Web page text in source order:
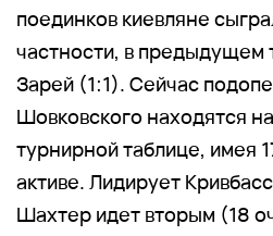
поединков киевляне
частности, в предыдущем
Зарей (1:1). Сейчас
Шовковского находятся
турнирной таблице, имея
активе. Лидирует
Шахтер идет вторым (18